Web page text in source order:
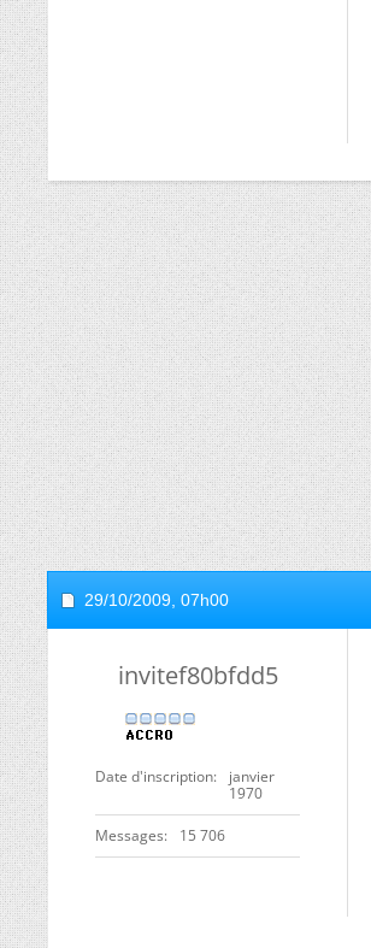
29/10/2009, 07h00
invitef80bfdd5
Date d'inscription
janvier
1970
Messages 15 706